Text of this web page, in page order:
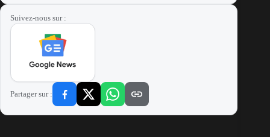
Suivez-nous sur :
Partager sur :